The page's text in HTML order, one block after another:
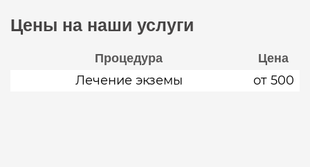
Цены на наши услуги
Процедура Цена
Лечение экземы от 500